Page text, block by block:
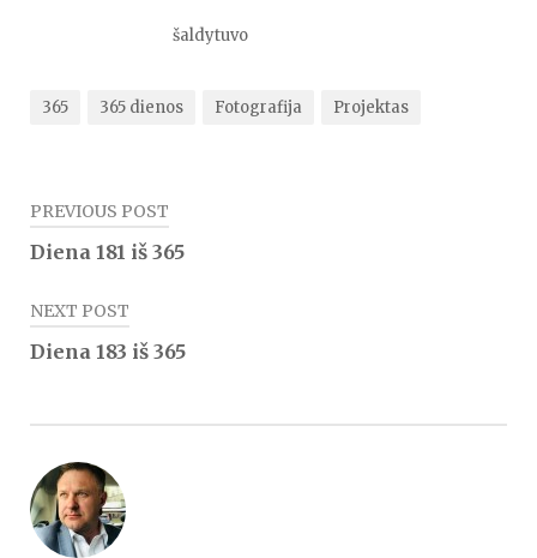
šaldytuvo
365 365 dienos Fotografija Projektas
Navigacija
tarp
PREVIOUS POST
Diena 181 iš 365
NEXT POST
Diena 183 iš 365